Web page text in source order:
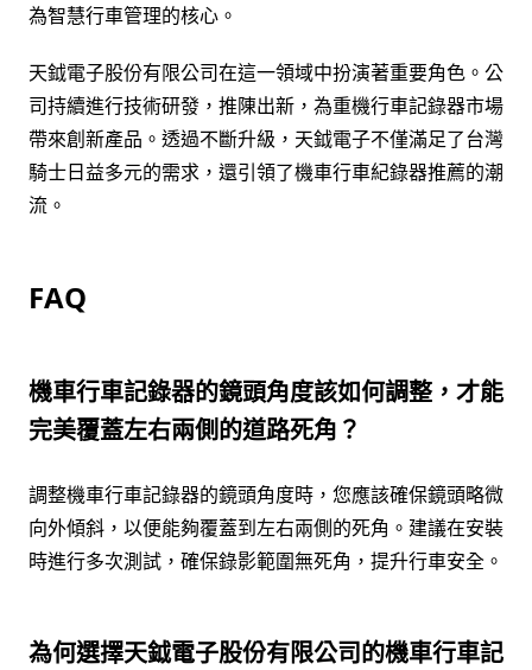
為智慧行車管理的核心。
天鉞電子股份有限公司在這一領域中扮演著重要角色。公
司持續進行技術研發，推陳出新，為重機行車記錄器市場
帶來創新產品。透過不斷升級，天鉞電子不僅滿足了台灣
騎士日益多元的需求，還引領了機車行車紀錄器推薦的潮
流。
FAQ
機車行車記錄器的鏡頭角度該如何調整，才能
完美覆蓋左右兩側的道路死角？
調整機車行車記錄器的鏡頭角度時，您應該確保鏡頭略微
向外傾斜，以便能夠覆蓋到左右兩側的死角。建議在安裝
時進行多次測試，確保錄影範圍無死角，提升行車安全。
為何選擇天鉞電子股份有限公司的機車行車記